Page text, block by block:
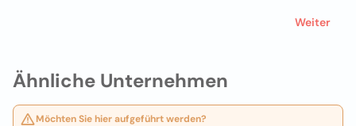
Ähnliche Unternehmen
Möchten Sie hier aufgeführt werden?
Weiter